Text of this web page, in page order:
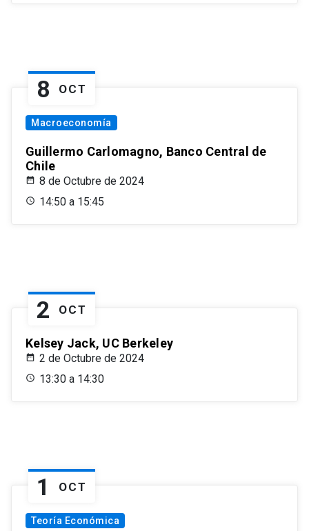
8 OCT
Macroeconomía
Guillermo Carlomagno, Banco Central de
Chile
8 de Octubre de 2024
14:50 a 15:45
2 OCT
Kelsey Jack, UC Berkeley
2 de Octubre de 2024
13:30 a 14:30
1 OCT
Teoría Económica